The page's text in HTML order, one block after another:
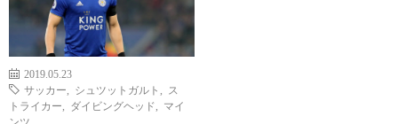
2019.05.23
サッカー
シュツットガルト
ス
トライカー
ダイビングヘッド
マイ
ンツ